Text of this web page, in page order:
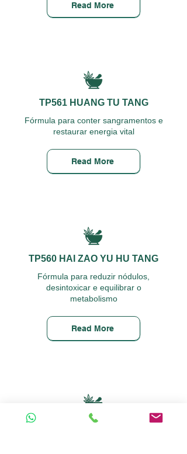
Read More
TP561 HUANG TU TANG
Fórmula para conter sangramentos e
restaurar energia vital
Read More
TP560 HAI ZAO YU HU TANG
Fórmula para reduzir nódulos,
desintoxicar e equilibrar o
metabolismo
Read More
TP559 GUI FU DI HUAN WAN